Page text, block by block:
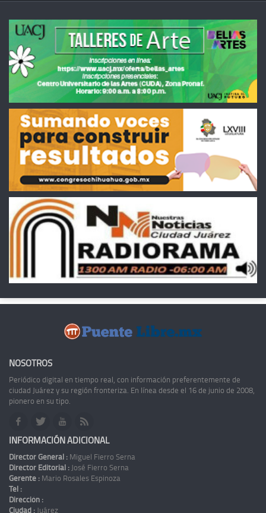
NOSOTROS
Periódico digital en tiempo real, con información preferentemente de
ciudad Juárez y su región fronteriza. En línea desde el 16 de junio de 2008,
pionero en su tipo.
INFORMACIÓN ADICIONAL
Director General : Miguel Fierro Serna
Director Editorial : José Fierro Serna
Gerente : Mario Rosales Espinoza
Tel :
Dirección :
Ciudad : Juárez